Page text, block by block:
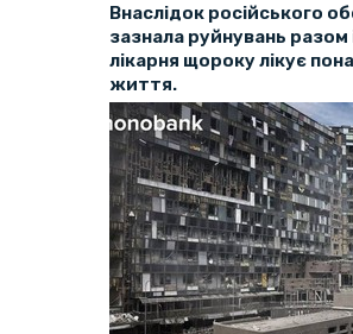
Внаслідок російського
зазнала руйнувань разом
лікарня щороку лікує
життя.